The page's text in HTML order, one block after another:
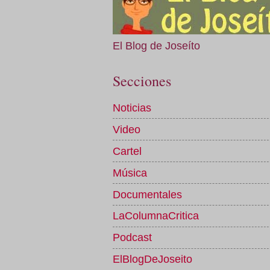
El Blog de Joseíto
Secciones
Noticias
Video
Cartel
Música
Documentales
LaColumnaCritica
Podcast
ElBlogDeJoseito